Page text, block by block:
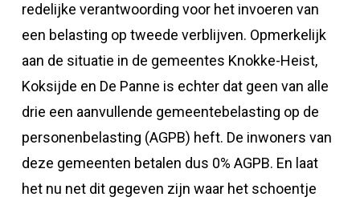
redelijke verantwoording voor het invoeren van
een belasting op tweede verblijven. Opmerkelijk
aan de situatie in de gemeentes Knokke-Heist,
Koksijde en De Panne is echter dat geen van alle
drie een aanvullende gemeentebelasting op de
personenbelasting (AGPB) heft. De inwoners van
deze gemeenten betalen dus 0% AGPB. En laat
het nu net dit gegeven zijn waar het schoentje